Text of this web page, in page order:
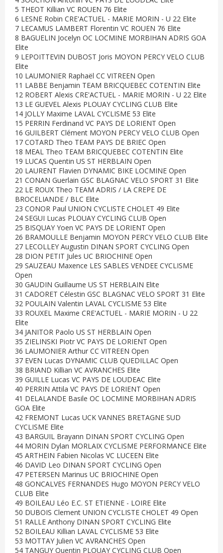
5 THEOT Killian VC ROUEN 76 Elite
6 LESNE Robin CRE'ACTUEL - MARIE MORIN - U 22 Elite
7 LECAMUS LAMBERT Florentin VC ROUEN 76 Elite
8 BAGUELIN Jocelyn OC LOCMINE MORBIHAN ADRIS GOA
Elite
9 LEPOITTEVIN DUBOST Joris MOYON PERCY VELO CLUB
Elite
10 LAUMONIER Raphaël CC VITREEN Open
11 LABBE Benjamin TEAM BRICQUEBEC COTENTIN Elite
12 ROBERT Alexis CRE'ACTUEL - MARIE MORIN - U 22 Elite
13 LE GUEVEL Alexis PLOUAY CYCLING CLUB Elite
14 JOLLY Maxime LAVAL CYCLISME 53 Elite
15 PERRIN Ferdinand VC PAYS DE LORIENT Open
16 GUILBERT Clément MOYON PERCY VELO CLUB Open
17 COTARD Theo TEAM PAYS DE BRIEC Open
18 MEAL Theo TEAM BRICQUEBEC COTENTIN Elite
19 LUCAS Quentin US ST HERBLAIN Open
20 LAURENT Flavien DYNAMIC BIKE LOCMINE Open
21 CONAN Guerlain GSC BLAGNAC VELO SPORT 31 Elite
22 LE ROUX Theo TEAM ADRIS / LA CREPE DE
BROCELIANDE / BLC Elite
23 CONOR Paul UNION CYCLISTE CHOLET 49 Elite
24 SEGUI Lucas PLOUAY CYCLING CLUB Open
25 BISQUAY Yoen VC PAYS DE LORIENT Open
26 BRAMOULLE Benjamin MOYON PERCY VELO CLUB Elite
27 LECOLLEY Augustin DINAN SPORT CYCLING Open
28 DION PETIT Jules UC BRIOCHINE Open
29 SAUZEAU Maxence LES SABLES VENDEE CYCLISME
Open
30 GAUDIN Guillaume US ST HERBLAIN Elite
31 CADORET Célestin GSC BLAGNAC VELO SPORT 31 Elite
32 POULAIN Valentin LAVAL CYCLISME 53 Elite
33 ROUXEL Maxime CRE'ACTUEL - MARIE MORIN - U 22
Elite
34 JANITOR Paolo US ST HERBLAIN Open
35 ZIELINSKI Piotr VC PAYS DE LORIENT Open
36 LAUMONIER Arthur CC VITREEN Open
37 EVEN Lucas DYNAMIC CLUB QUEDILLAC Open
38 BRIAND Killian VC AVRANCHES Elite
39 GUILLE Lucas VC PAYS DE LOUDEAC Elite
40 PERRIN Attila VC PAYS DE LORIENT Open
41 DELALANDE Basile OC LOCMINE MORBIHAN ADRIS
GOA Elite
42 FREMONT Lucas UCK VANNES BRETAGNE SUD
CYCLISME Elite
43 BARGUIL Brayann DINAN SPORT CYCLING Open
44 MORIN Dylan MORLAIX CYCLISME PERFORMANCE Elite
45 ARTHEIN Fabien Nicolas VC LUCEEN Elite
46 DAVID Leo DINAN SPORT CYCLING Open
47 PETERSEN Marinus UC BRIOCHINE Open
48 GONCALVES FERNANDES Hugo MOYON PERCY VELO
CLUB Elite
49 BOILEAU Léo E.C. ST ETIENNE - LOIRE Elite
50 DUBOIS Clement UNION CYCLISTE CHOLET 49 Open
51 RALLE Anthony DINAN SPORT CYCLING Elite
52 BOILEAU Killian LAVAL CYCLISME 53 Elite
53 MOTTAY Julien VC AVRANCHES Open
54 TANGUY Quentin PLOUAY CYCLING CLUB Open